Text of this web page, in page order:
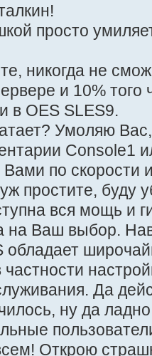
просто
никогда не
и 10% того
в OES SLES9.
Умоляю
Console1
по скорости
простите, буду
вся мощь и
на Ваш выбор.
обладает
частности
Да
ну да
Открою